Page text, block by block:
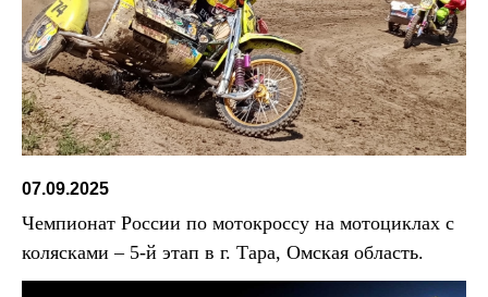
07.09.2025
Чемпионат России по мотокроссу на мотоциклах с
колясками – 5-й этап в г. Тара, Омская область.